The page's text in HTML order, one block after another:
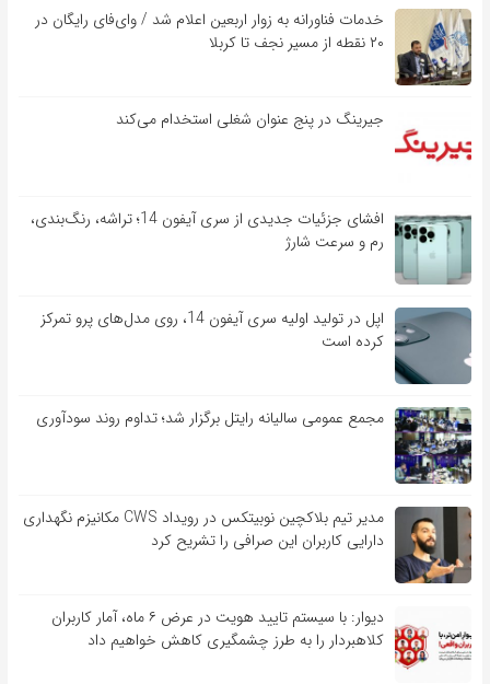
خدمات فناورانه به زوار اربعین اعلام شد / وای‌فای رایگان در
۲۰ نقطه از مسیر نجف تا کربلا
جیرینگ در پنج عنوان شغلی استخدام می‌کند
افشای جزئیات جدیدی از سری آیفون 14؛ تراشه، رنگ‌بندی،
رم و سرعت شارژ
اپل در تولید اولیه سری آیفون 14، روی مدل‌های پرو تمرکز
کرده است
مجمع عمومی سالیانه رایتل برگزار شد؛ تداوم روند سودآوری
مدیر تیم بلاکچین نوبیتکس در رویداد CWS مکانیزم نگهداری
دارایی کاربران این صرافی را تشریح کرد
دیوار: با سیستم تایید هویت در عرض ۶ ماه، آمار کاربران
کلاهبردار را به طرز چشمگیری کاهش خواهیم داد